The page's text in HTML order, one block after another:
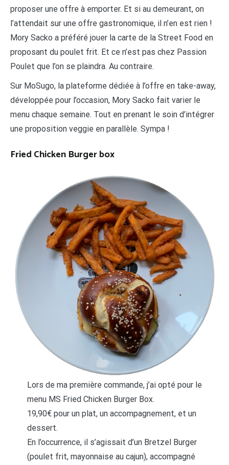
proposer une offre à emporter. Et si au demeurant, on
l’attendait sur une offre gastronomique, il n’en est rien !
Mory Sacko a préféré jouer la carte de la Street Food en
proposant du poulet frit. Et ce n’est pas chez Passion
Poulet que l’on se plaindra. Au contraire.
Sur MoSugo, la plateforme dédiée à l’offre en take-away,
développée pour l’occasion, Mory Sacko fait varier le
menu chaque semaine. Tout en prenant le soin d’intégrer
une proposition veggie en parallèle. Sympa !
Fried Chicken Burger box
Lors de ma première commande, j’ai opté pour le
menu MS Fried Chicken Burger Box.
19,90€ pour un plat, un accompagnement, et un
dessert.
En l’occurrence, il s’agissait d’un Bretzel Burger
(poulet frit, mayonnaise au cajun), accompagné